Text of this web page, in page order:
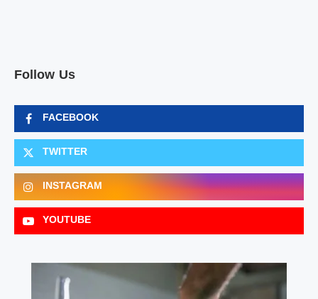
Follow Us
FACEBOOK
TWITTER
INSTAGRAM
YOUTUBE